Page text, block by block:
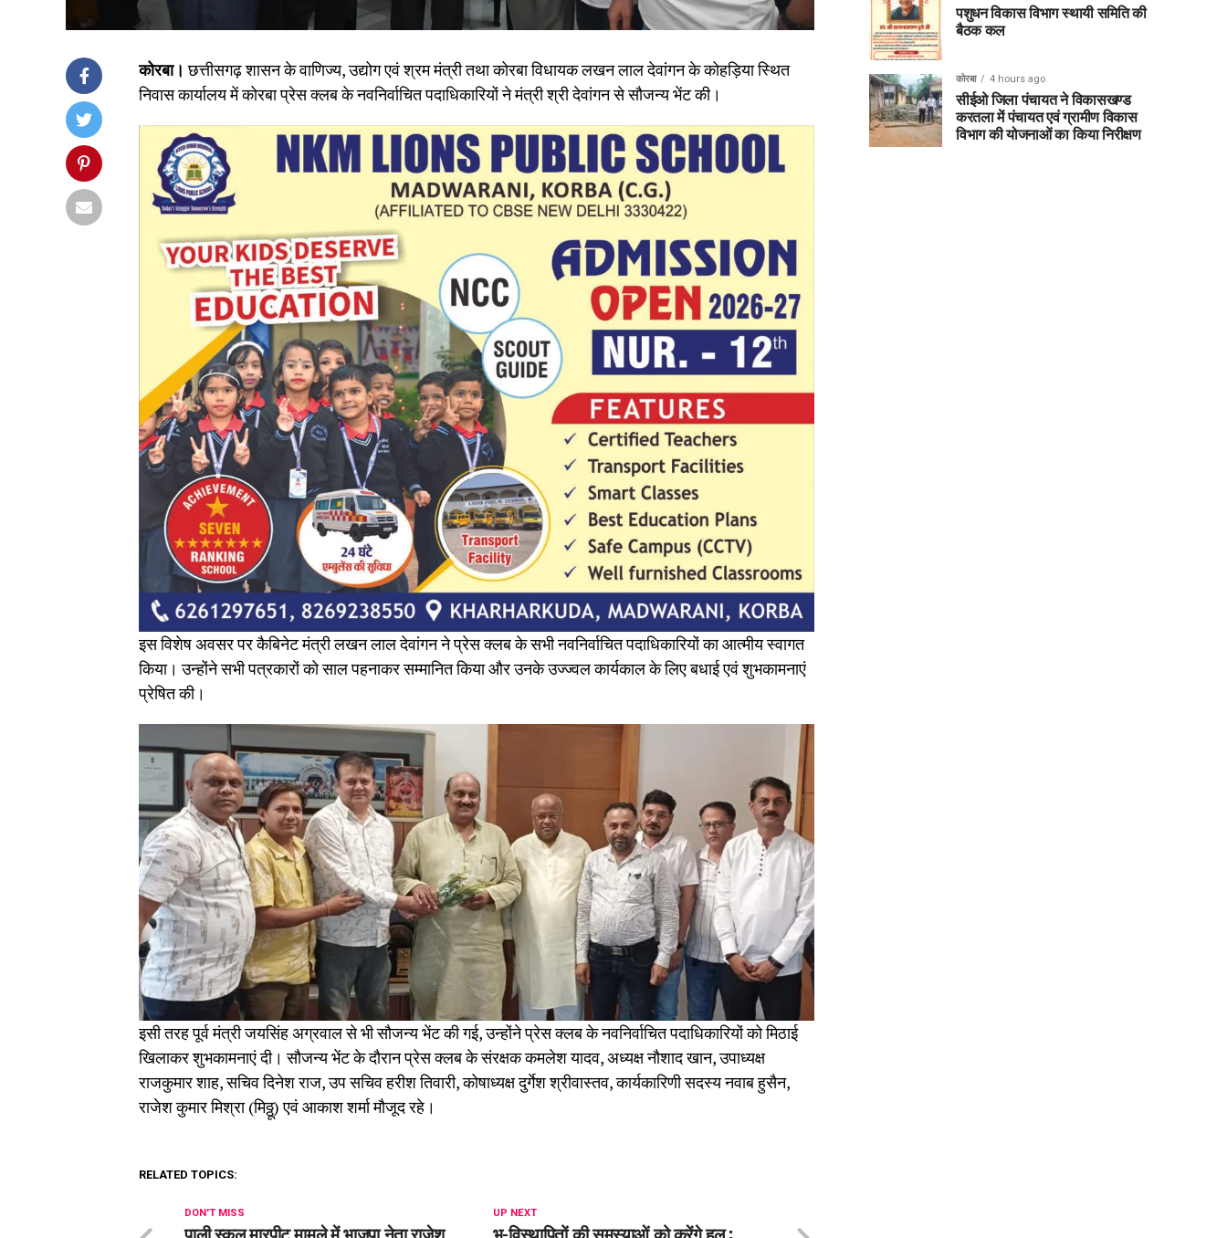
​कोरबा। छत्तीसगढ़ शासन के वाणिज्य, उद्योग एवं श्रम मंत्री तथा कोरबा विधायक लखन लाल देवांगन के कोहड़िया स्थित
निवास कार्यालय में कोरबा प्रेस क्लब के नवनिर्वाचित पदाधिकारियों ने मंत्री श्री देवांगन से सौजन्य भेंट की।
​इस विशेष अवसर पर कैबिनेट मंत्री लखन लाल देवांगन ने प्रेस क्लब के सभी नवनिर्वाचित पदाधिकारियों का आत्मीय स्वागत
किया। उन्होंने सभी पत्रकारों को साल पहनाकर सम्मानित किया और उनके उज्ज्वल कार्यकाल के लिए बधाई एवं शुभकामनाएं
प्रेषित की।
इसी तरह पूर्व मंत्री जयसिंह अग्रवाल से भी सौजन्य भेंट की गई, उन्होंने प्रेस क्लब के नवनिर्वाचित पदाधिकारियों को मिठाई
खिलाकर शुभकामनाएं दी। सौजन्य भेंट के दौरान प्रेस क्लब के संरक्षक कमलेश यादव, अध्यक्ष नौशाद खान, उपाध्यक्ष
राजकुमार शाह, सचिव दिनेश राज, उप सचिव हरीश तिवारी, कोषाध्यक्ष दुर्गेश श्रीवास्तव, कार्यकारिणी सदस्य नवाब हुसैन,
राजेश कुमार मिश्रा (मिठ्ठू) एवं आकाश शर्मा मौजूद रहे।
RELATED TOPICS:
UP NEXT
DON'T MISS
पशुधन विकास विभाग स्थायी समिति की
बैठक कल
कोरबा 4 hours ago
सीईओ जिला पंचायत ने विकासखण्ड
करतला में पंचायत एवं ग्रामीण विकास
विभाग की योजनाओं का किया निरीक्षण